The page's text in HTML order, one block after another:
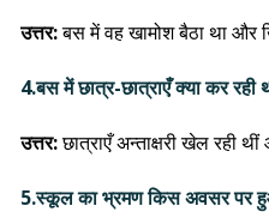
उत्तर:बस में वह खामोश बैठा था और
4.बस में छात्र-छात्राएँ क्या कर रही
उत्तर:छात्राएँ अन्ताक्षरी खेल रही
5.स्कूल का भ्रमण किस अवसर पर